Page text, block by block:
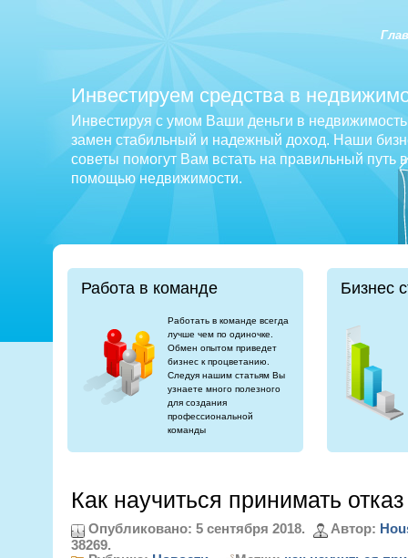
Инвестируем средства в
Инвестируя с умом Ваши деньги в
замен стабильный и надежный доход. Наши
советы помогут Вам встать на правильный путь
помощью недвижимости.
Работа в команде
Работать в команде всегда
лучше чем по одиночке.
Обмен опытом приведет
бизнес к процветанию.
Следуя нашим статьям Вы
узнаете много полезного
для создания
профессиональной
команды
Бизнес
Как научиться принимать
Опубликовано: 5 сентября 2018. Автор:
38269.